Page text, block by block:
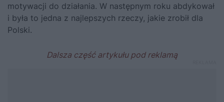
motywacji do działania. W następnym roku abdykował
i była to jedna z najlepszych rzeczy, jakie zrobił dla
Polski.